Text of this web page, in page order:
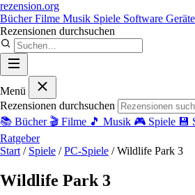
rezension.org
BücherFilme Musik Spiele Software Geräte
Rezensionen durchsuchen
Menü
Rezensionen durchsuchen
📚 Bücher 🎬 Filme 🎵 Musik 🎮 Spiele 💾
Ratgeber
Start / Spiele / PC-Spiele / Wildlife Park 3
Wildlife Park 3